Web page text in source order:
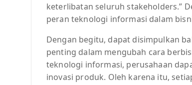
keterlibatan seluruh stakeholders.”
peran teknologi informasi dalam
Dengan begitu, dapat disimpulkan
penting dalam mengubah cara
teknologi informasi, perusahaan
inovasi produk. Oleh karena itu,